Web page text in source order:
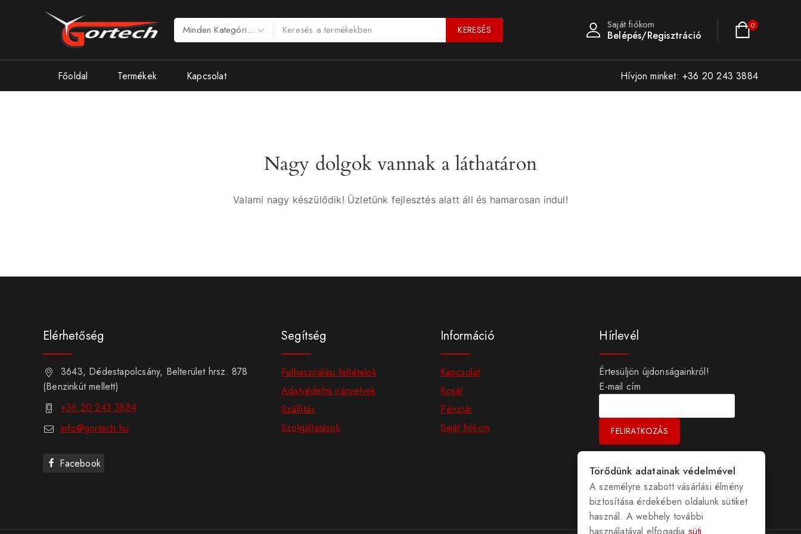
KERESÉS Saját fiókom
Belépés/Regisztráció
0
Főoldal Termékek Kapcsolat Hívjon minket: +36 20 243 3884
Nagy dolgok vannak a láthatáron
Valami nagy készülődik! Üzletünk fejlesztés alatt áll és hamarosan indul!
Elérhetőség
3643, Dédestapolcsány, Belterület hrsz. 878
(Benzinkút mellett)
+36 20 243 3884
info@gortech.hu
Facebook
Segítség
Felhasználási feltételek
Adatvédelmi irányelvek
Szállítás
Szolgáltatások
Információ
Kapcsolat
Kosár
Pénztár
Saját fiókom
Hírlevél
Értesüljön újdonságainkról!
E-mail cím
Törődünk adatainak védelmével
A személyre szabott vásárlási élmény
biztosítása érdekében oldalunk sütiket
használ. A webhely további